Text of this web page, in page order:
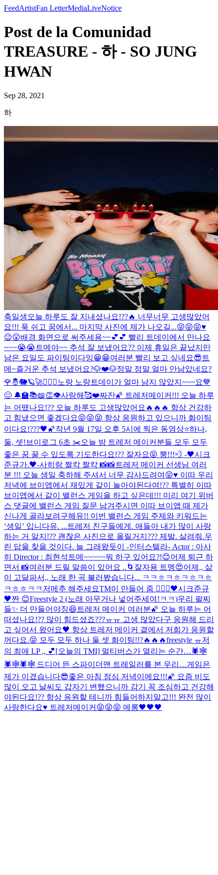
FeedArtistFan LetterMediaLiveNotice
Post de la Comunidad
TREASURE - 하 - SO JUNG
HWAN
Sep 28, 2021
하
축일생 오늘 하루도 잘 지내셨나요!??🔥 너무너무 고생많았어
요!!! 푹 쉬고 꿈에서... 마지막 사진에 제가 나오길...😝😝😝♥️
😉😲배경 화면으로 써주세용~~💕💕 빨리 트데이에서 만나요
~~~😭😭 트메야~~ 추석 잘 보냈어요?? 이제 휴일은 끝났지만
남은 요일도 파이팅이다잉😁😁여러분 빨리 보고 싶네요😎 트
메~즐거운 추석 보냈어요?🐶❤️🐶정말 정말 얼마 안남았네요?
🌹🤴🐘🪐🚀🙇🏻‍♂️ 노랑 노랑트데이가 얼마 남지 않았지~~~요💙
😊 🔔🏫📚📖👏👁사랑해🥰❤️짜잔🌠 트레저메이커!!! 오늘 하루
는 어땠나요!?? 오늘 하루도 고생많았어요🔥🔥🔥 항상 건강하
고 힘냈으면 좋겠다요😝😝😝 항상 응원하고 있으니까 화이팅
이다요!???🖤🌠작년 9월 17일 오후 5시에 찍은 동영상⭐️하나,
둘, 셋! 브이로그 6초 ✂️오늘 밤 트레저 메이커분들 모두 모두
좋은 꿈 꿀 수 있도록 기도한다요!?? 잘자요😝 뿡!!!💨 -🖤시크
준규가.🖤-사히랑 짤칵 짤칵 📸📸트레저 메이커 선생님 여러
분 !!! 오늘 생일 축하해 주셔서 너무 감사드려여😝♥️ 이따 우리
저녁에 브이앱에서 재밌게 같이 놀아야된다여!?? 특별히 이따
브이앱에서 같이 밸런스 게임을 하고 싶은데!!! 미리 여기 위버
스 댓글에 밸런스 게임 질문 남겨주시면 이따 브이앱 때 제가
신나게 골라보려구해유!! 이번 밸런스 게임 주제와 키워드는
‘생일’ 입니다유. ... 트레저 친구들에게. 애들아 내가 많이 사랑
하는 거 알지!?? 괜찮은 사진으로 올릴거지??? 제발. 살려줘.우
린 답을 찾을 것이다. 늘 그래왔듯이 -인터스텔라- Actor : 아사
히 Director : 최현석 트메~~~~~뭐 하구 있어요?!😊어제 퇴근 하
면서 📸여러분 드릴 말씀이 있어요 .. 🌀 잘자용 트멩😍어제,, 삶
이 고달파서,, 노래 한 곡 불러봤습니다... ㅋㅋㅎㅋㅎㅋㅎㅋㅎ
ㅋㅎㅎㅋㅋ 저메추 해주세요TM이 만들어 줌 🧚🏻‍♀️🖤시크준규
🖤짠 😊Freestyle 2 (노래 아무거나 넣어주세여!ㅋㅋ)우리 팔찌
들✨ 더 만들어야징😆 트레저 메이커 여러분🌠 오늘 하루는 어
떠셨나요!?? 많이 힘드셨죠???ㅠㅠ 고생 많았다구 응원해 드리
고 싶어서 왔어요🖤 항상 트레저 메이커 곁에서 저희가 응원할
꺼다요.😝 모두 모두 하나 둘 셋 화이팅!!?🔥🔥🔥freestyle ㅠ저
의 최애 LP ,, 💕[오늘의 TMI] 멀티버스가 열리는 순간…🕷🕸
🕷🕸🕷🕸 드디어 뜬 스파이더맨 트레일러를 본 우리…게임은
제가 이겼습니다😎좋은 아침 점심 저녁이에요!!!🌠 요즘 비도
많이 오고 날씨도 갑자기 변했으니까 감기 꼭 조심하고 건강해
야된다요!?? 항상 응원할 테니까 힘들어하지말고!!! 완전 많이
사랑한다요♥️ 트레저메이커😝😝😝 메롱🖤🖤🖤